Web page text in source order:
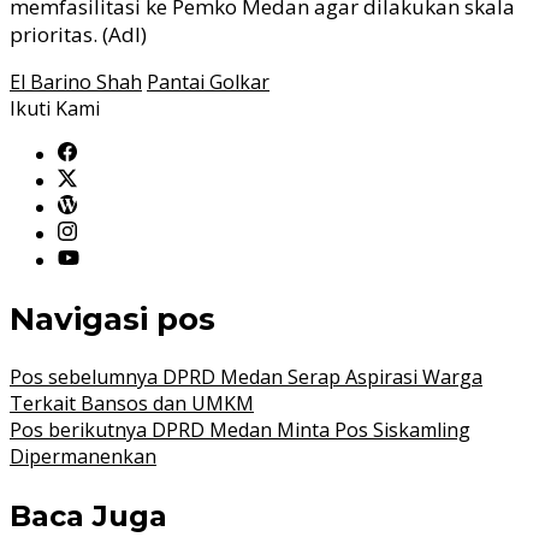
memfasilitasi ke Pemko Medan agar dilakukan skala
prioritas. (Adl)
El Barino Shah Pantai Golkar
Ikuti Kami
Navigasi pos
Pos sebelumnya DPRD Medan Serap Aspirasi Warga
Terkait Bansos dan UMKM
Pos berikutnya DPRD Medan Minta Pos Siskamling
Dipermanenkan
Baca Juga